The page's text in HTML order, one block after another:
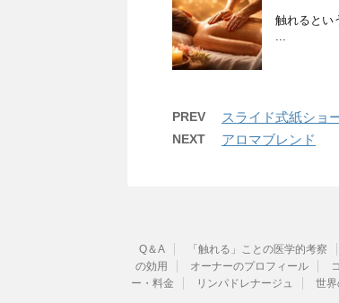
触れるとい
...
PREV スライド式紙ショ
NEXT アロマブレンド
Q＆A 「触れる」ことの医学的考察
の効用
オーナーのプロフィール
ー・料金
リンパドレナージュ 世